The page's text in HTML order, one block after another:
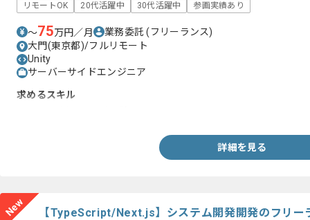
リモートOK 20代活躍中 30代活躍中 参画実績あり
〜75万円／月 業務委託(フリーランス)
大門(東京都)/フルリモート
Unity
サーバーサイドエンジニア
求めるスキル
詳細を見る
New 【TypeScript/Next.js】システム開発開発のフリー